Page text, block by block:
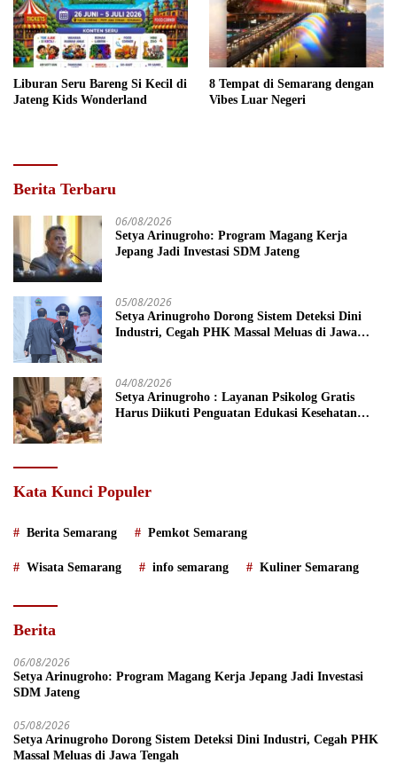
Liburan Seru Bareng Si Kecil di
Jateng Kids Wonderland
8 Tempat di Semarang dengan
Vibes Luar Negeri
Berita Terbaru
06/08/2026
Setya Arinugroho: Program Magang Kerja
Jepang Jadi Investasi SDM Jateng
05/08/2026
Setya Arinugroho Dorong Sistem Deteksi Dini
Industri, Cegah PHK Massal Meluas di Jawa
04/08/2026
Setya Arinugroho : Layanan Psikolog Gratis
Harus Diikuti Penguatan Edukasi Kesehatan
Kata Kunci Populer
Berita Semarang Pemkot Semarang
Wisata Semarang info semarang Kuliner Semarang
Berita
06/08/2026
Setya Arinugroho: Program Magang Kerja Jepang Jadi Investasi
SDM Jateng
05/08/2026
Setya Arinugroho Dorong Sistem Deteksi Dini Industri, Cegah PHK
Massal Meluas di Jawa Tengah